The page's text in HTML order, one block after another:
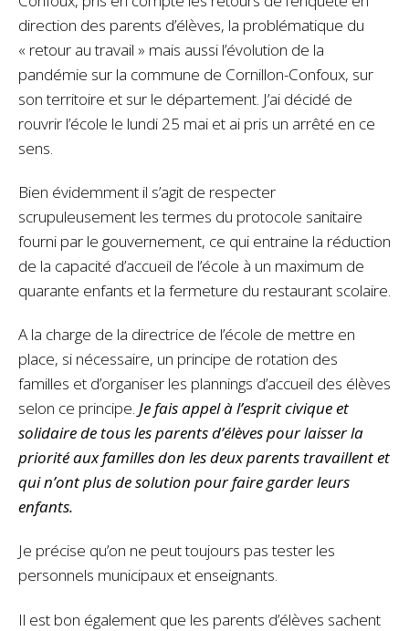
direction des parents d’élèves, la problématique du
« retour au travail » mais aussi l’évolution de la
pandémie sur la commune de Cornillon-Confoux, sur
son territoire et sur le département. J’ai décidé de
rouvrir l’école le lundi 25 mai et ai pris un arrêté en ce
sens.
Bien évidemment il s’agit de respecter
scrupuleusement les termes du protocole sanitaire
fourni par le gouvernement, ce qui entraine la réduction
de la capacité d’accueil de l’école à un maximum de
quarante enfants et la fermeture du restaurant scolaire.
A la charge de la directrice de l’école de mettre en
place, si nécessaire, un principe de rotation des
familles et d’organiser les plannings d’accueil des élèves
selon ce principe. Je fais appel à l’esprit civique et
solidaire de tous les parents d’élèves pour laisser la
priorité aux familles don les deux parents travaillent et
qui n’ont plus de solution pour faire garder leurs
enfants.
Je précise qu’on ne peut toujours pas tester les
personnels municipaux et enseignants.
Il est bon également que les parents d’élèves sachent